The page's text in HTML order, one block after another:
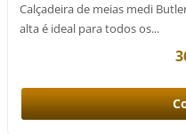
Calçadeira de meias medi
alta é ideal para todos os...